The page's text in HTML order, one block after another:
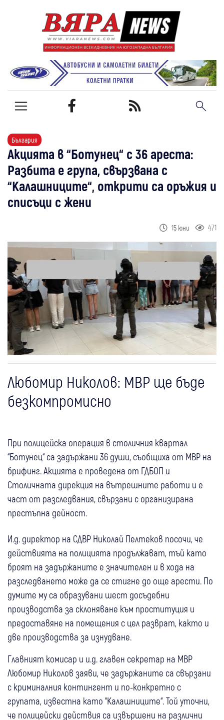
България
Акцията в “Ботунец“ с 36 ареста:
Разбита е група, свързвана с
“Калашниците“, открити са оръжия и
списъци с жени
15 юни 471
Любомир Николов: МВР ще бъде
безкомпромисно
При полицейска операция в столичния квартал
“Ботунец“ са задържани 36 души, съобщиха от МВР на
брифинг. Акцията е проведена от ГДБОП и
Столичната дирекция на вътрешните работи и е
част от разследвания, свързани с организирана
престъпна дейност.
И.д. директор на СДВР Николай Пелтеков посочи, че
действията на полицията продължават, тъй като
броят на задържаните е значителен и в хода на
разследването може да се стигне до още арести. По
думите му са образувани шест досъдебни
производства за склоняване към проституция и
предоставяне на помещения с цел разврат, както и
две производства за изнудване.
Главният комисар и и.д. главен секретар на МВР
Любомир Николов заяви, че задържаните са свързани
с криминалния контингент и по-конкретно с
групата, известна като “Калашниците“. Той уточни,
че полицейски действия са извършени на различни